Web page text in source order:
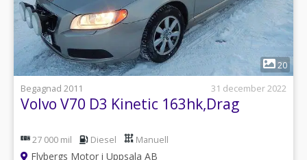
1
20
Begagnad 2011
31 december 2022
Volvo V70 D3 Kinetic 163hk,Drag
27 000 mil Diesel Manuell
Flybergs Motor i Uppsala AB